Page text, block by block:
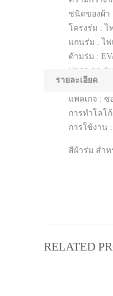
ชนิดของผ้า
โครงร่ม : ไ
แกนร่ม : ไฟ
ด้ามร่ม :
ปลอก จุก ร่
ระบบ เปิด-ปิ
แพคเกจ : ซ
การทำโลโ
การใช้งาน
สีผ้าร่ม สำห
รายละเอียด
RELATED